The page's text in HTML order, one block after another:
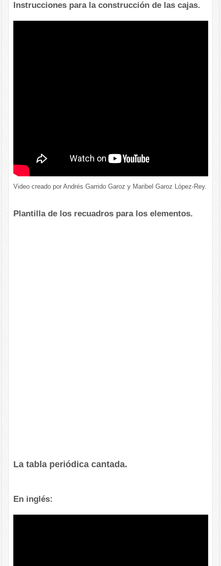
Instrucciones para la construcción de las cajas.
Video creado por Andrés Garrido Garoz y Maribel Garoz López-Rey.
Plantilla de los recuadros para los elementos.
La tabla periódica cantada.
En inglés: